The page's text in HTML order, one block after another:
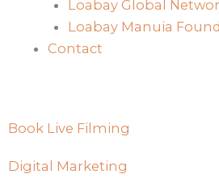
Loabay Global
Loabay Manuia
Contact
Book Live Filming
Digital Marketing